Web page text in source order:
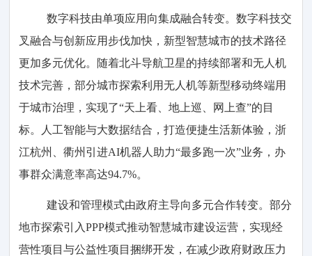
数字科技由单项应用向集成融合转变。数字科技交
叉融合与创新应用步伐加快，新型智慧城市的技术路径
更加多元优化。随着北斗导航卫星的持续部署和无人机
技术完善，部分城市探索利用无人机等新型移动终端用
于城市治理，实现了“天上看、地上巡、网上查”的目
标。人工智能与大数据结合，打造便捷生活新体验，浙
江杭州、衢州引进AI机器人助力“最多跑一次”业务，办
事群众满意率高达94.7%。
建设和管理模式由政府主导向多元合作转变。部分
地市探索引入PPP模式推动智慧城市建设运营，实现经
营性项目与公益性项目捆绑开发，在减少政府财政压力